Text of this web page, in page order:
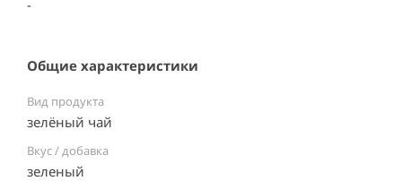
-
Общие характеристики
Вид продукта
зелёный чай
Вкус / добавка
зеленый